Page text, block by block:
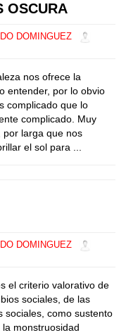
OSCURA
DOMINGUEZ
nos ofrece la
entender, por lo obvio
complicado que lo
complicado. Muy
larga que nos
el sol para ...
DOMINGUEZ
el criterio valorativo de
sociales, de las
sociales, como sustento
monstruosidad